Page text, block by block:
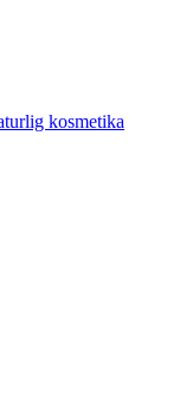
kosmetika